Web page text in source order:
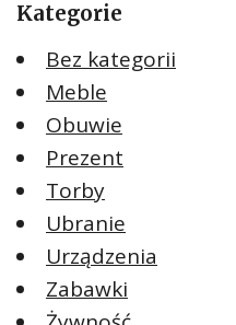
Kategorie
Bez kategorii
Meble
Obuwie
Prezent
Torby
Ubranie
Urządzenia
Zabawki